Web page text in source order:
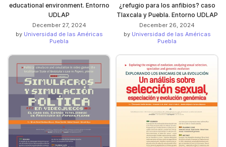
educational environment. Entorno
UDLAP
December 27, 2024
by Universidad de las Américas
Puebla
¿refugio para los anfibios? caso
Tlaxcala y Puebla. Entorno UDLAP
December 26, 2024
by Universidad de las Américas
Puebla